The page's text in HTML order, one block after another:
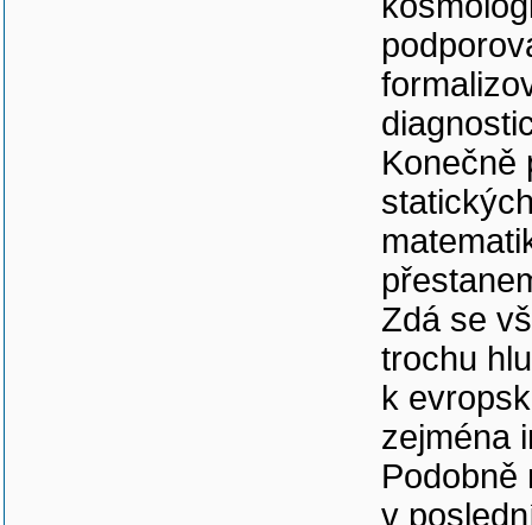
Konečně
Zdá se
trochu
k
zejména
Podobně
v